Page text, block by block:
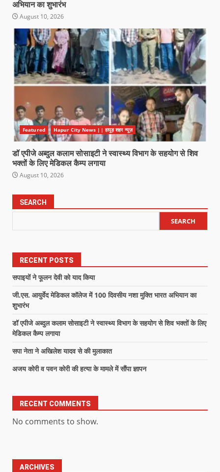
अभियान का शुभारंभ
August 10, 2026
Featured Hapur City News || हापुड़ शहर न्यूज़
डॉ एपीजे अब्दुल कलाम सोसाइटी ने स्वास्थ्य विभाग के सहयोग से शिव
भक्तों के लिए मेडिकल कैम्प लगाया
August 10, 2026
SEARCH
SEARCH
RECENT POSTS
सपाइयों ने फूलन देवी को याद किया
जी.एस. आयुर्वेद मेडिकल कॉलेज में 100 दिवसीय नशा मुक्ति भारत अभियान का
शुभारंभ
डॉ एपीजे अब्दुल कलाम सोसाइटी ने स्वास्थ्य विभाग के सहयोग से शिव भक्तों के लिए
मेडिकल कैम्प लगाया
सपा नेता ने अखिलेश यादव से की मुलाकात
अजय कोरी व पवन कोरी की हत्या के मामले में सौंपा ज्ञापन
RECENT COMMENTS
No comments to show.
ARCHIVES